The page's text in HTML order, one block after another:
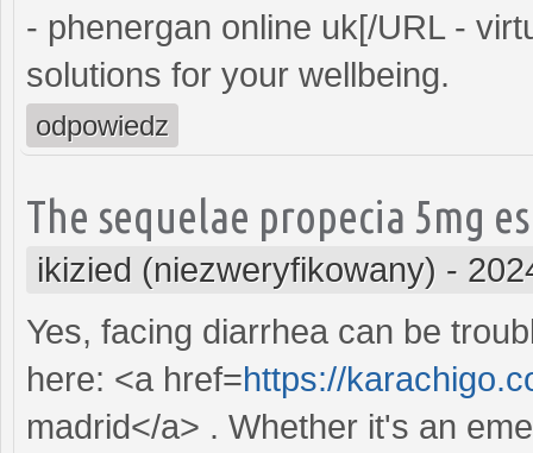
- phenergan online uk[/URL -
solutions for your wellbeing.
odpowiedz
The sequelae propecia 5mg
ikizied (niezweryfikowany) -
Yes, facing diarrhea can be
here: <a href=https://
madrid</a> . Whether it's an